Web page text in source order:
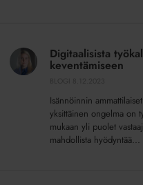
työkaluista
apua
työtaakan
Digitaalisista
keventämiseen
Isännöinnin
yksittäinen ongelma on
mukaan yli puolet
mahdollista hyödyntää...